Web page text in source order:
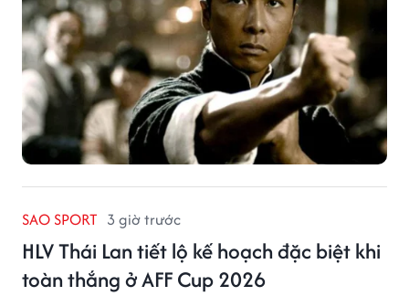
SAO SPORT 3 giờ trước
HLV Thái Lan tiết lộ kế hoạch đặc biệt khi
toàn thắng ở AFF Cup 2026